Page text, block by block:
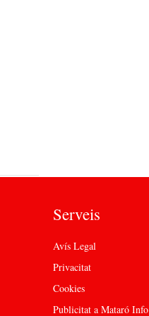
Serveis
Avís Legal
Privacitat
Cookies
Publicitat a Mataró Info